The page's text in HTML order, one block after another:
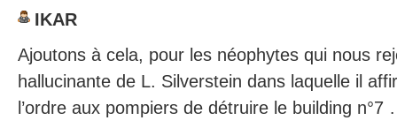
IKAR
Ajoutons à cela, pour les néophytes qui nous
hallucinante de L. Silverstein dans laquelle il
l’ordre aux pompiers de détruire le building n°7